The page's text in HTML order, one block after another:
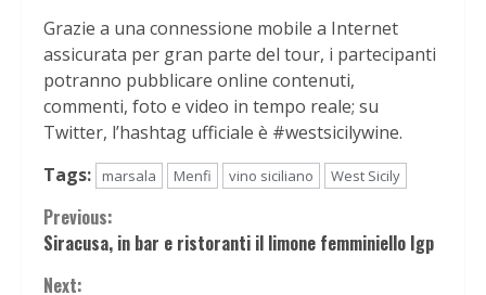
Grazie a una connessione mobile a Internet
assicurata per gran parte del tour, i partecipanti
potranno pubblicare online contenuti,
commenti, foto e video in tempo reale; su
Twitter, l’hashtag ufficiale è #westsicilywine.
Tags:
marsala Menfi vino siciliano West Sicily
Continue
Reading
Previous:
Siracusa, in bar e ristoranti il limone femminiello Igp
Next: